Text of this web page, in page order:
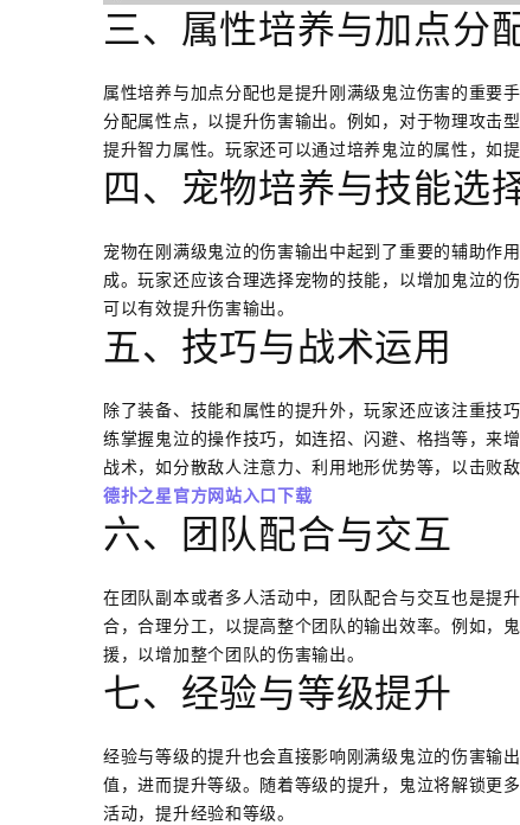
三、属性培养与加点分
属性培养与加点分配也是提升刚满级鬼泣伤害的重要
分配属性点，以提升伤害输出。例如，对于物理攻击
提升智力属性。玩家还可以通过培养鬼泣的属性，如
四、宠物培养与技能选
宠物在刚满级鬼泣的伤害输出中起到了重要的辅助作
成。玩家还应该合理选择宠物的技能，以增加鬼泣的
可以有效提升伤害输出。
五、技巧与战术运用
除了装备、技能和属性的提升外，玩家还应该注重技
练掌握鬼泣的操作技巧，如连招、闪避、格挡等，来
战术，如分散敌人注意力、利用地形优势等，以击败
德扑之星官方网站入口下载
六、团队配合与交互
在团队副本或者多人活动中，团队配合与交互也是提
合，合理分工，以提高整个团队的输出效率。例如，
援，以增加整个团队的伤害输出。
七、经验与等级提升
经验与等级的提升也会直接影响刚满级鬼泣的伤害输
值，进而提升等级。随着等级的提升，鬼泣将解锁更
活动，提升经验和等级。